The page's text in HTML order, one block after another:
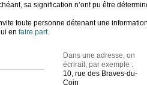
sa signification n’ont pu être
toute personne détenant une
en faire part.
Dans une adresse, on
écrirait, par exemple :
10, rue des Braves-du-
Coin